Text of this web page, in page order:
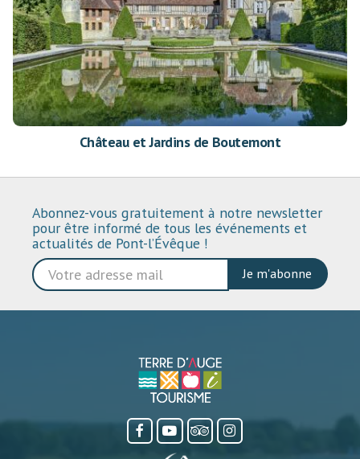
Château et Jardins de Boutemont
Abonnez-vous gratuitement à notre newsletter
pour être informé de tous les événements et
actualités de Pont-l’Évêque !
Je m'abonne